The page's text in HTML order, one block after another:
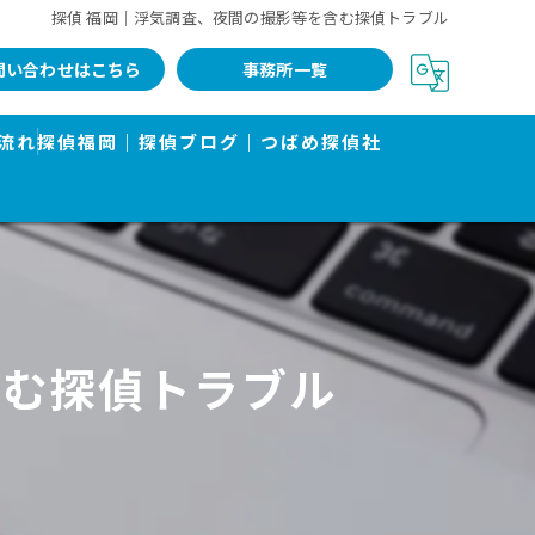
探偵 福岡｜浮気調査、夜間の撮影等を含む探偵トラブル
い合わせはこちら 事務所一覧
書で有名
れ探偵福岡｜探偵ブログ｜つばめ探偵社
探偵トラブル